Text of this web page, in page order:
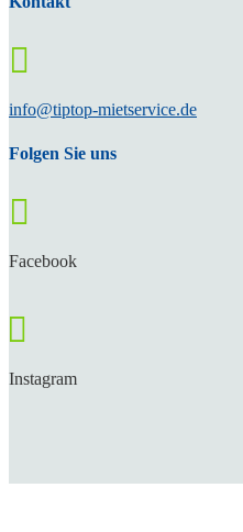

info@tiptop-mietservice.de
Folgen Sie uns

Facebook

Instagram